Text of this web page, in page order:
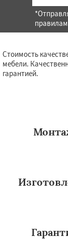
Стоимость
мебели.
гарантией.